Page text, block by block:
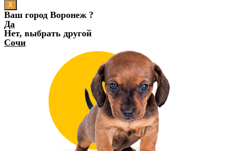
X
Ваш город Воронеж ?
Да
Нет, выбрать другой
Сочи